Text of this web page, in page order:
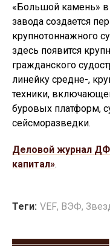
«Большой камень»
завода создается
крупнотоннажного
здесь появится
гражданского
линейку средне-,
техники,
буровых платформ,
сейсморазведки.
Деловой журнал
капитал».
Теги: VEF, ВЭФ,